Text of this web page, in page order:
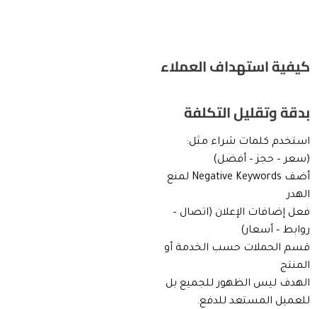
كيفية استهداف العملاء
بدقة وتقليل التكلفة
استخدم كلمات شراء مثل:
(سعر – حجز – أفضل)
أضف Negative Keywords لمنع
الهدر
فعل إضافات الإعلان (اتصال –
روابط – أسعار)
قسم الحملات حسب الخدمة أو
المنتج
الهدف ليس الظهور للجميع بل
للعميل المستعد للدفع.